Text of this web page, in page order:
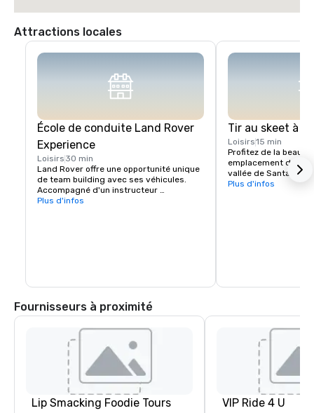
Attractions locales
École de conduite Land Rover
Experience
Loisirs 30 min
Land Rover offre une opportunité unique
de team building avec ses véhicules.
Accompagné d'un instructeur
professionnel, votre groupe apprendra à
Plusieurs défis sont proposés ainsi que
plus d'informations.
Plus d'infos
Tir au skeet à
Loisirs15 min
Profitez de la
emplacement dans
vallée de Santa
Experience Package,
Plus d'infos
Fournisseurs à proximité
Lip Smacking Foodie Tours VIP Ride 4 U